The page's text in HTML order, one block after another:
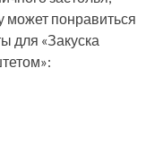
может понравиться
для «Закуска